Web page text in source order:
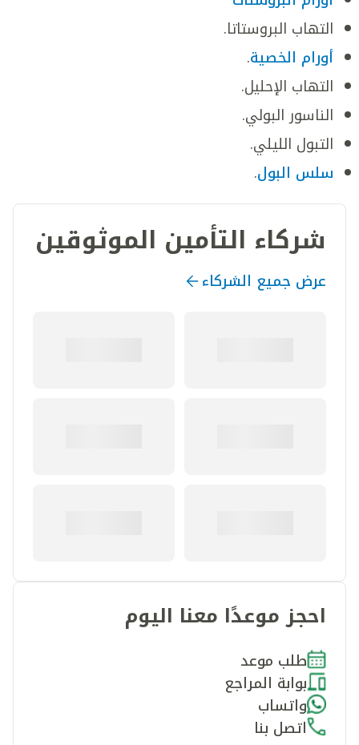
التهاب البروستاتا.
أورام الخصية.
التهاب الإحليل.
الناسور البولي.
التبول الليلي.
سلس البول.
شركاء التأمين الموثوقين
عرض جميع الشركاء
احجز موعدًا معنا اليوم
طلب موعد
بوابة المراجع
واتساب
اتصل بنا